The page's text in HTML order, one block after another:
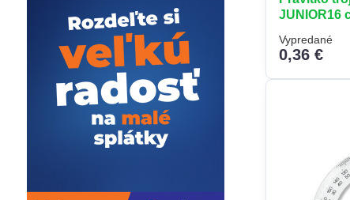
JUNIOR16
Vypredané
0,36 €